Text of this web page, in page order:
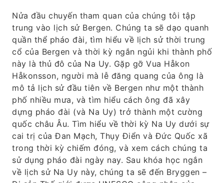
Nửa đầu chuyến tham quan của chúng tôi tập
trung vào lịch sử Bergen. Chúng ta sẽ dạo quanh
quần thể pháo đài, tìm hiểu về lịch sử thời trung
cổ của Bergen và thời kỳ ngắn ngủi khi thành phố
này là thủ đô của Na Uy. Gặp gỡ Vua Håkon
Håkonsson, người mà lễ đăng quang của ông là
mô tả lịch sử đầu tiên về Bergen như một thành
phố nhiều mưa, và tìm hiểu cách ông đã xây
dựng pháo đài (và Na Uy) trở thành một cường
quốc châu Âu. Tìm hiểu về thời kỳ Na Uy dưới sự
cai trị của Đan Mạch, Thụy Điển và Đức Quốc xã
trong thời kỳ chiếm đóng, và xem cách chúng ta
sử dụng pháo đài ngày nay. Sau khóa học ngắn
về lịch sử Na Uy này, chúng ta sẽ đến Bryggen –